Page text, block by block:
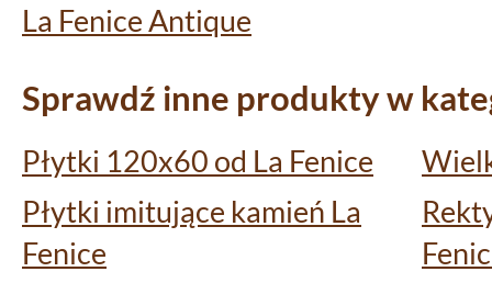
La Fenice Antique
Sprawdź inne produkty w
Płytki 120x60 od La Fenice
Płytki imitujące kamień La
Fenice